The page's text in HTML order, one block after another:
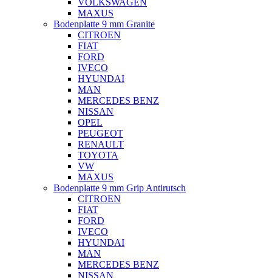
VOLKSWAGEN
MAXUS
Bodenplatte 9 mm Granite
CITROEN
FIAT
FORD
IVECO
HYUNDAI
MAN
MERCEDES BENZ
NISSAN
OPEL
PEUGEOT
RENAULT
TOYOTA
VW
MAXUS
Bodenplatte 9 mm Grip Antirutsch
CITROEN
FIAT
FORD
IVECO
HYUNDAI
MAN
MERCEDES BENZ
NISSAN